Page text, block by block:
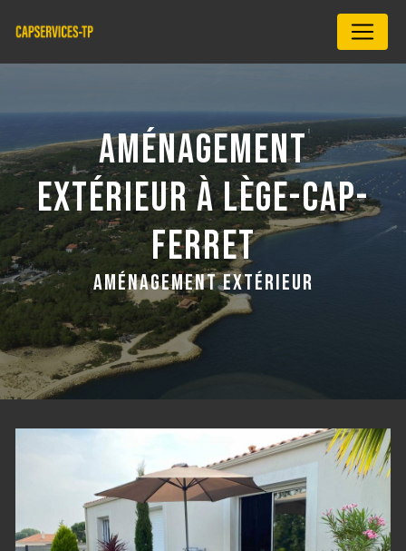
AMÉNAGEMENT
EXTÉRIEUR À LÈGE-CAP-
FERRET
AMÉNAGEMENT EXTÉRIEUR